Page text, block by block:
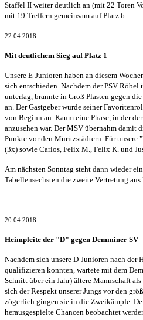
Staffel II weiter deutlich an (mit 22 Toren
mit 19 Treffern gemeinsam auf Platz 6.
22.04.2018
Mit deutlichem Sieg auf Platz 1
Unsere E-Junioren haben an diesem
sich entschieden. Nachdem der PSV
unterlag, brannte in Groß Plasten gegen
an. Der Gastgeber wurde seiner
von Beginn an. Kaum eine Phase, in der
anzusehen war. Der MSV übernahm
Punkte vor den Müritzstädtern. Für
(3x) sowie Carlos, Felix M., Felix K. und
Am nächsten Sonntag steht dann wieder
Tabellensechsten die zweite Vertretung
20.04.2018
Heimpleite der "D" gegen Demminer SV
Nachdem sich unsere D-Junioren nach
qualifizieren konnten, wartete mit dem
Schnitt über ein Jahr) ältere Mannschaft
sich der Respekt unserer Jungs vor den
zögerlich gingen sie in die Zweikämpfe.
herausgespielte Chancen beobachtet